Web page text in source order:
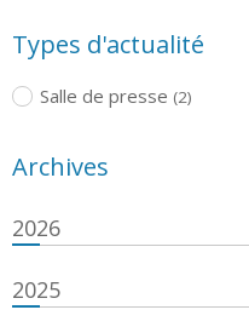
Types d'actualité
Salle de presse (2)
Archives
2026
2025